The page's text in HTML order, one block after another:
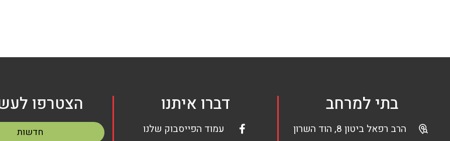
בתי למרחב
הרב רפאל ביטון 8, הוד השרון
דברו איתנו
עמוד הפייסבוק שלנו
הצטרפו
חדשות